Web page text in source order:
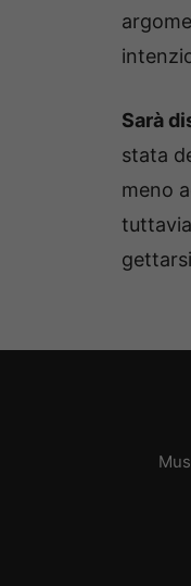
Sarà
stata
meno